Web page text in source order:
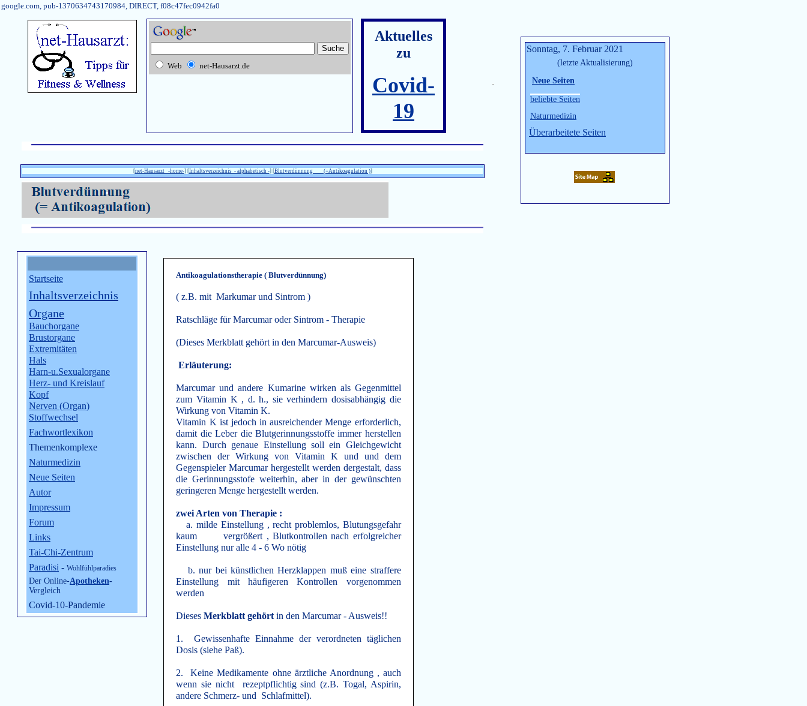
google.com, pub-1370634743170984, DIRECT, f08c47fec0942fa0
Web net-Hausarzt.de
Aktuelles
zu
Covid-
19
[net-Hausarzt -home-] [Inhaltsverzeichnis - alphabetisch -] [Blutverdünnung (=Antikoagulation )]
Startseite
Inhaltsverzeichnis
Organe
Bauchorgane
Brustorgane
Extremitäten
Hals
Harn-u.Sexualorgane
Herz- und Kreislauf
Kopf
Nerven (Organ)
Stoffwechsel
Fachwortlexikon
Themenkomplexe
Naturmedizin
Neue Seiten
Autor
Impressum
Forum
Links
Tai-Chi-Zentrum
Paradisi - Wohlfühlparadies
Der Online-Apotheken-
Vergleich
Covid-10-Pandemie
Antikoagulationstherapie ( Blutverdünnung)
( z.B. mit Markumar und Sintrom )
Ratschläge für Marcumar oder Sintrom - Therapie
(Dieses Merkblatt gehört in den Marcumar-Ausweis)
Erläuterung:
Marcumar und andere Kumarine wirken als Gegenmittel
zum Vitamin K , d. h., sie verhindern dosisabhängig die
Wirkung von Vitamin K.
Vitamin K ist jedoch in ausreichender Menge erforderlich,
damit die Leber die Blutgerinnungsstoffe immer herstellen
kann. Durch genaue Einstellung soll ein Gleichgewicht
zwischen der Wirkung von Vitamin K und und dem
Gegenspieler Marcumar hergestellt werden dergestalt, dass
die Gerinnungsstofe weiterhin, aber in der gewünschten
geringeren Menge hergestellt werden.
zwei Arten von Therapie :
a. milde Einstellung , recht problemlos, Blutungsgefahr
kaum vergrößert , Blutkontrollen nach erfolgreicher
Einstellung nur alle 4 - 6 Wo nötig
b. nur bei künstlichen Herzklappen muß eine straffere
Einstellung mit häufigeren Kontrollen vorgenommen
werden
Dieses Merkblatt gehört in den Marcumar - Ausweis!!
1. Gewissenhafte Einnahme der verordneten täglichen
Dosis (siehe Paß).
2. Keine Medikamente ohne ärztliche Anordnung , auch
wenn sie nicht rezeptpflichtig sind (z.B. Togal, Aspirin,
andere Schmerz- und Schlafmittel).
Sonntag, 7. Februar 2021
(letzte Aktualisierung)
Neue Seiten
beliebte Seiten
Naturmedizin
Überarbeitete Seiten